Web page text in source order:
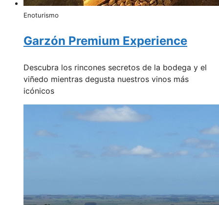
Enoturismo
Garzón Premium Experience
Descubra los rincones secretos de la bodega y el
viñedo mientras degusta nuestros vinos más
icónicos